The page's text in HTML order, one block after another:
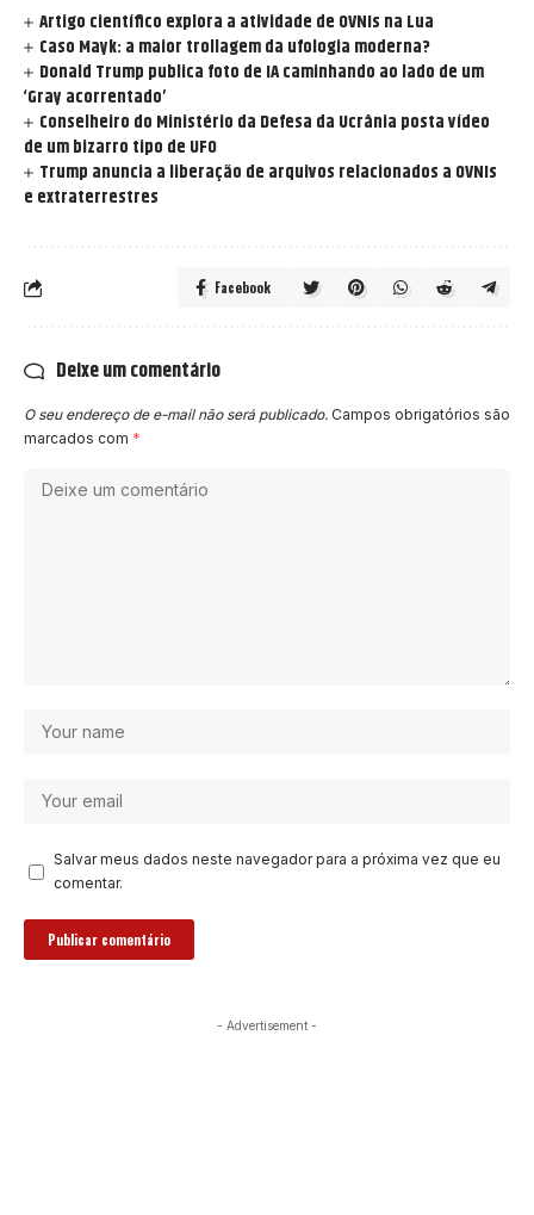
Artigo científico explora a atividade de OVNIs na Lua
Caso Mayk: a maior trollagem da ufologia moderna?
Donald Trump publica foto de IA caminhando ao lado de um
‘Gray acorrentado’
Conselheiro do Ministério da Defesa da Ucrânia posta vídeo
de um bizarro tipo de UFO
Trump anuncia a liberação de arquivos relacionados a OVNIs
e extraterrestres
Facebook
Deixe um comentário
O seu endereço de e-mail não será publicado. Campos obrigatórios são
marcados com *
Salvar meus dados neste navegador para a próxima vez que eu
comentar.
- Advertisement -